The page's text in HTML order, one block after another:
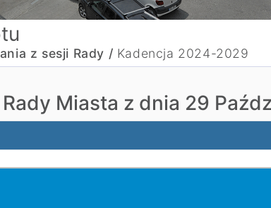
z sesji Rady / Kadencja 2024-2029
Rady Miasta z dnia 29